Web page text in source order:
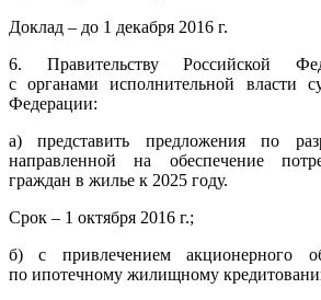
Доклад – до 1 декабря 2016 г.
6. Правительству Российской
с органами исполнительной власти
Федерации:
а) представить предложения по
направленной на обеспечение
граждан в жилье к 2025 году.
Срок – 1 октября 2016 г.;
б) с привлечением акционерного
по ипотечному жилищному